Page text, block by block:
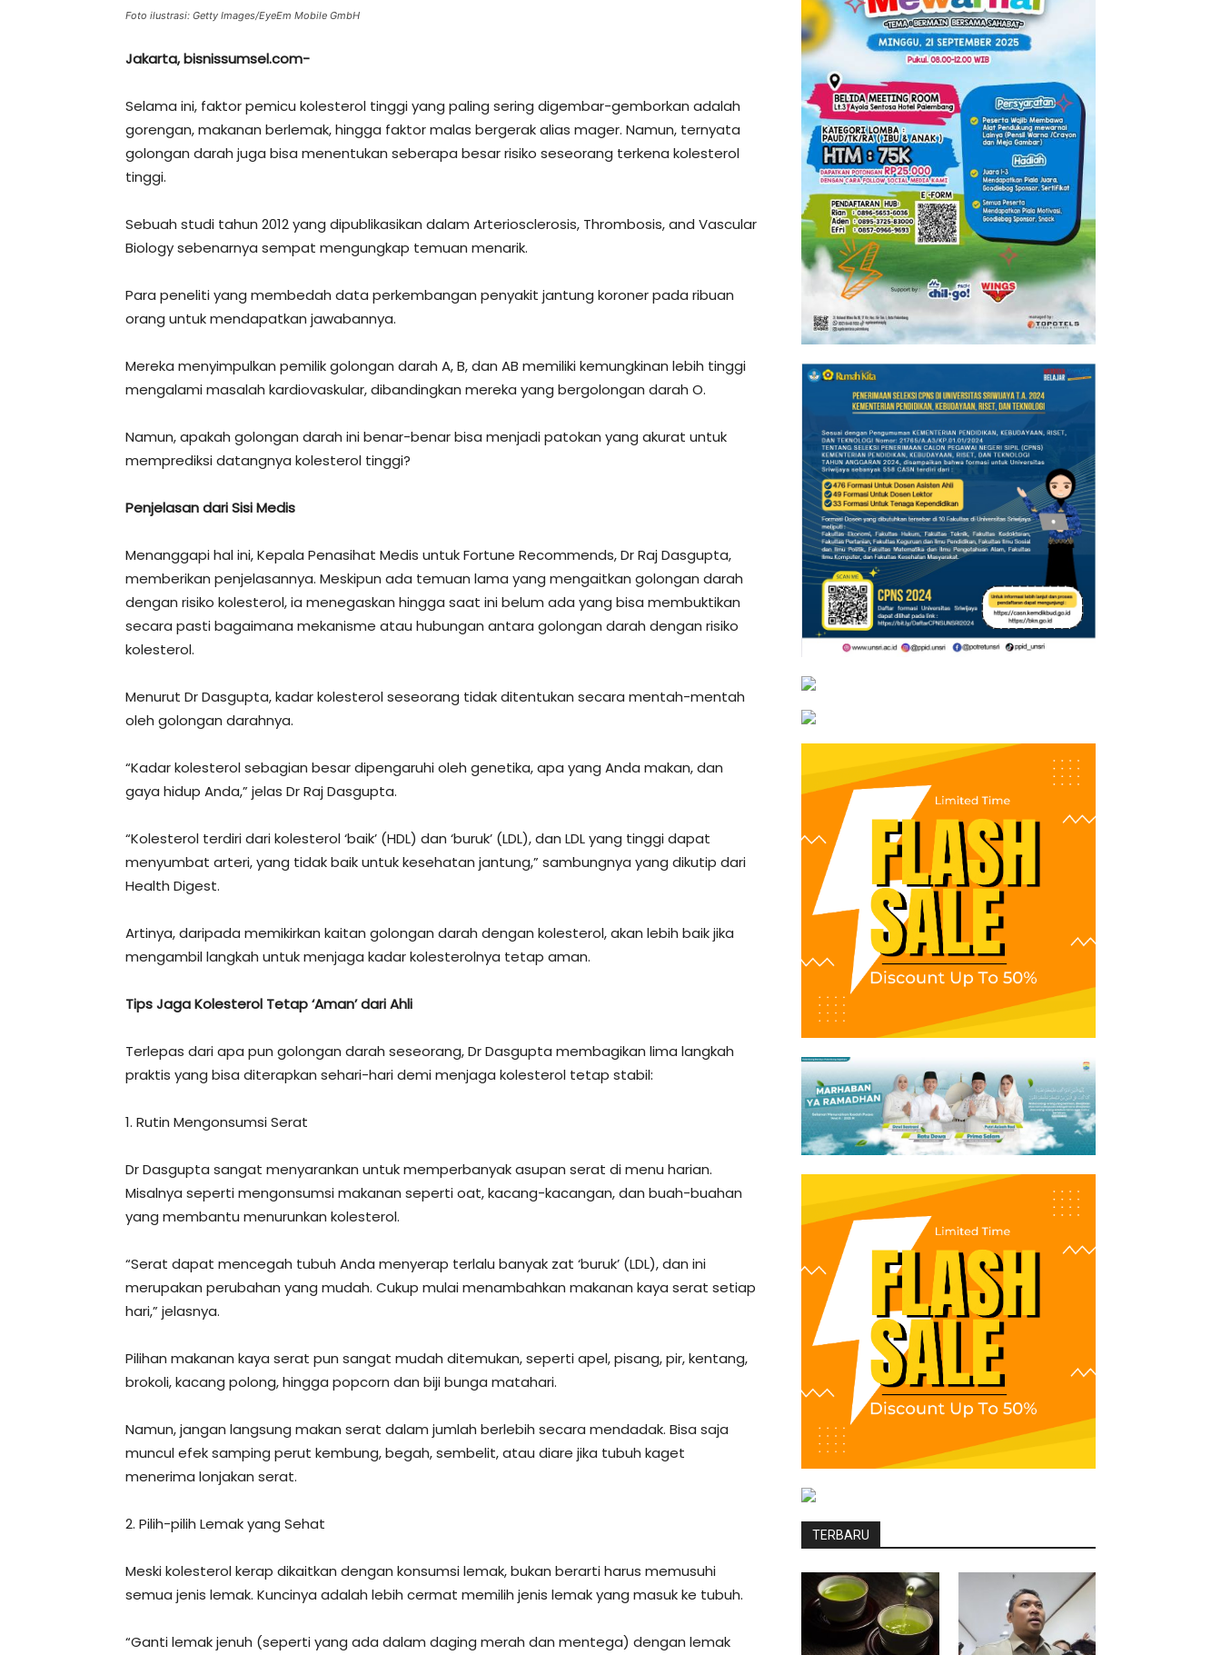
Foto ilustrasi: Getty Images/EyeEm Mobile GmbH
Jakarta, bisnissumsel.com-
Selama ini, faktor pemicu kolesterol tinggi yang paling sering digembar-gemborkan adalah
gorengan, makanan berlemak, hingga faktor malas bergerak alias mager. Namun, ternyata
golongan darah juga bisa menentukan seberapa besar risiko seseorang terkena kolesterol
tinggi.
Sebuah studi tahun 2012 yang dipublikasikan dalam Arteriosclerosis, Thrombosis, and Vascular
Biology sebenarnya sempat mengungkap temuan menarik.
Para peneliti yang membedah data perkembangan penyakit jantung koroner pada ribuan
orang untuk mendapatkan jawabannya.
Mereka menyimpulkan pemilik golongan darah A, B, dan AB memiliki kemungkinan lebih tinggi
mengalami masalah kardiovaskular, dibandingkan mereka yang bergolongan darah O.
Namun, apakah golongan darah ini benar-benar bisa menjadi patokan yang akurat untuk
memprediksi datangnya kolesterol tinggi?
Penjelasan dari Sisi Medis
Menanggapi hal ini, Kepala Penasihat Medis untuk Fortune Recommends, Dr Raj Dasgupta,
memberikan penjelasannya. Meskipun ada temuan lama yang mengaitkan golongan darah
dengan risiko kolesterol, ia menegaskan hingga saat ini belum ada yang bisa membuktikan
secara pasti bagaimana mekanisme atau hubungan antara golongan darah dengan risiko
kolesterol.
Menurut Dr Dasgupta, kadar kolesterol seseorang tidak ditentukan secara mentah-mentah
oleh golongan darahnya.
“Kadar kolesterol sebagian besar dipengaruhi oleh genetika, apa yang Anda makan, dan
gaya hidup Anda,” jelas Dr Raj Dasgupta.
“Kolesterol terdiri dari kolesterol ‘baik’ (HDL) dan ‘buruk’ (LDL), dan LDL yang tinggi dapat
menyumbat arteri, yang tidak baik untuk kesehatan jantung,” sambungnya yang dikutip dari
Health Digest.
Artinya, daripada memikirkan kaitan golongan darah dengan kolesterol, akan lebih baik jika
mengambil langkah untuk menjaga kadar kolesterolnya tetap aman.
Tips Jaga Kolesterol Tetap ‘Aman’ dari Ahli
Terlepas dari apa pun golongan darah seseorang, Dr Dasgupta membagikan lima langkah
praktis yang bisa diterapkan sehari-hari demi menjaga kolesterol tetap stabil:
1. Rutin Mengonsumsi Serat
Dr Dasgupta sangat menyarankan untuk memperbanyak asupan serat di menu harian.
Misalnya seperti mengonsumsi makanan seperti oat, kacang-kacangan, dan buah-buahan
yang membantu menurunkan kolesterol.
“Serat dapat mencegah tubuh Anda menyerap terlalu banyak zat ‘buruk’ (LDL), dan ini
merupakan perubahan yang mudah. Cukup mulai menambahkan makanan kaya serat setiap
hari,” jelasnya.
Pilihan makanan kaya serat pun sangat mudah ditemukan, seperti apel, pisang, pir, kentang,
brokoli, kacang polong, hingga popcorn dan biji bunga matahari.
Namun, jangan langsung makan serat dalam jumlah berlebih secara mendadak. Bisa saja
muncul efek samping perut kembung, begah, sembelit, atau diare jika tubuh kaget
menerima lonjakan serat.
2. Pilih-pilih Lemak yang Sehat
Meski kolesterol kerap dikaitkan dengan konsumsi lemak, bukan berarti harus memusuhi
semua jenis lemak. Kuncinya adalah lebih cermat memilih jenis lemak yang masuk ke tubuh.
“Ganti lemak jenuh (seperti yang ada dalam daging merah dan mentega) dengan lemak
TERBARU